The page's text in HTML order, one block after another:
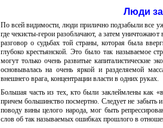
Люди
По всей видимости, люди прилично подзабыли все
где чекисты-герои разоблачают, а затем
разговор о судьбах той страны, которая была
глубоко крестьянской. Это было так называемое
могут только очень развитые капиталистические
основывалась на очень яркой и разделяемой
внешнего врага, концентрации власти в одних руках.
Большая часть из тех, кто были заклеймлены как
причем большинство посмертно. Следует не забыть
поводу вины целого народа, мог быть
слов об так называемых ошибках прошлого в